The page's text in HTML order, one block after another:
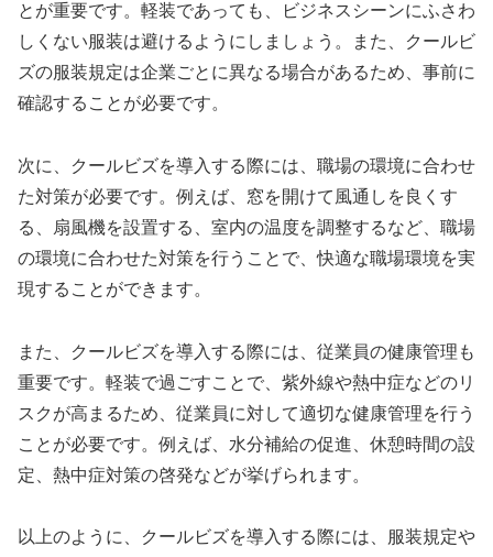
とが重要です。軽装であっても、ビジネスシーンにふさわ
しくない服装は避けるようにしましょう。また、クールビ
ズの服装規定は企業ごとに異なる場合があるため、事前に
確認することが必要です。
次に、クールビズを導入する際には、職場の環境に合わせ
た対策が必要です。例えば、窓を開けて風通しを良くす
る、扇風機を設置する、室内の温度を調整するなど、職場
の環境に合わせた対策を行うことで、快適な職場環境を実
現することができます。
また、クールビズを導入する際には、従業員の健康管理も
重要です。軽装で過ごすことで、紫外線や熱中症などのリ
スクが高まるため、従業員に対して適切な健康管理を行う
ことが必要です。例えば、水分補給の促進、休憩時間の設
定、熱中症対策の啓発などが挙げられます。
以上のように、クールビズを導入する際には、服装規定や